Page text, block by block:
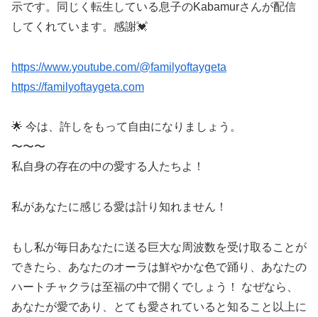
示です。同じく転生している息子のKabamurさんが配信
してくれています。感謝💓
https://www.youtube.com/@familyoftaygeta
https://familyoftaygeta.com
🌟 今は、許しをもって自由になりましょう。
〜〜〜
私自身の存在の中の愛する人たちよ！
私があなたに感じる愛は計り知れません！
もし私が毎日あなたに送る巨大な周波数を受け取ることが
できたら、あなたのオーラは鮮やかな色で踊り、あなたの
ハートチャクラは至福の中で開くでしょう！ なぜなら、
あなたが愛であり、とても愛されていると知ること以上に